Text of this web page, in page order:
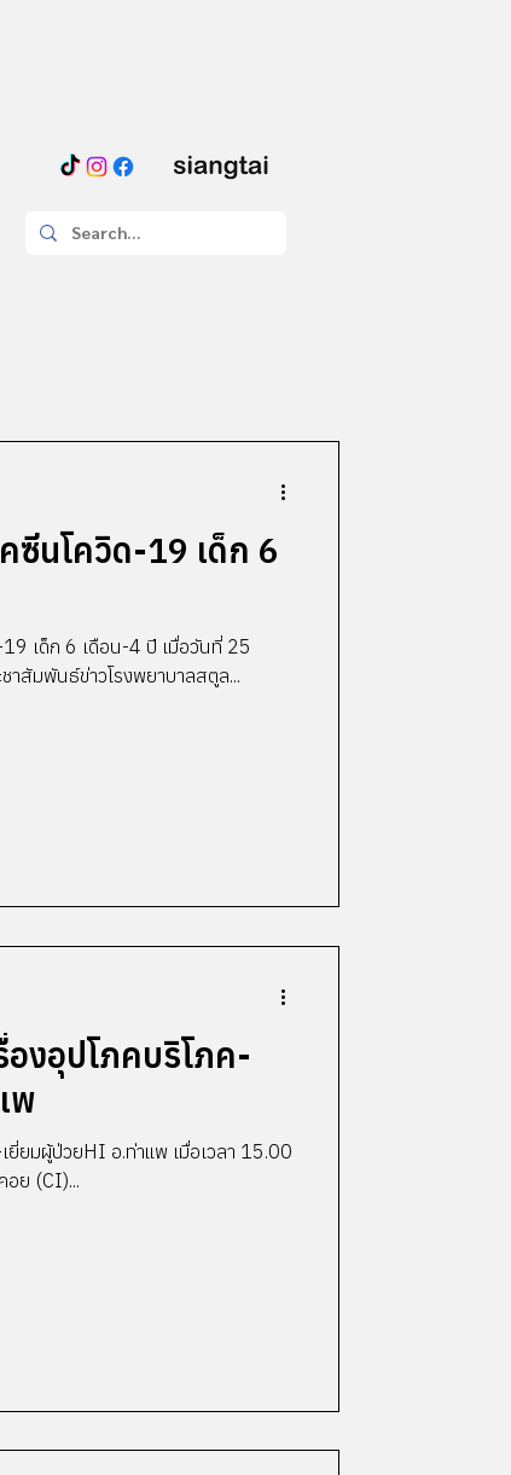
นโควิด-19 เด็ก 6
เด็ก 6 เดือน-4 ปี เมื่อวันที่ 25
น.ส.เนตรดาว สู้ณรงค์ ประชาสัมพันธ์ข่าวโรงพยาบาลสตูล...
งอุปโภคบริโภค-
พ
ยี่ยมผู้ป่วยHI อ.ท่าแพ เมื่อเวลา 15.00
ย (CI)...